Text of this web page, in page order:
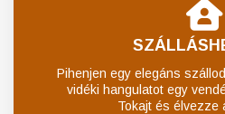
Pihenjen egy elegáns
vidéki hangulatot egy
Tokajt és élvezze